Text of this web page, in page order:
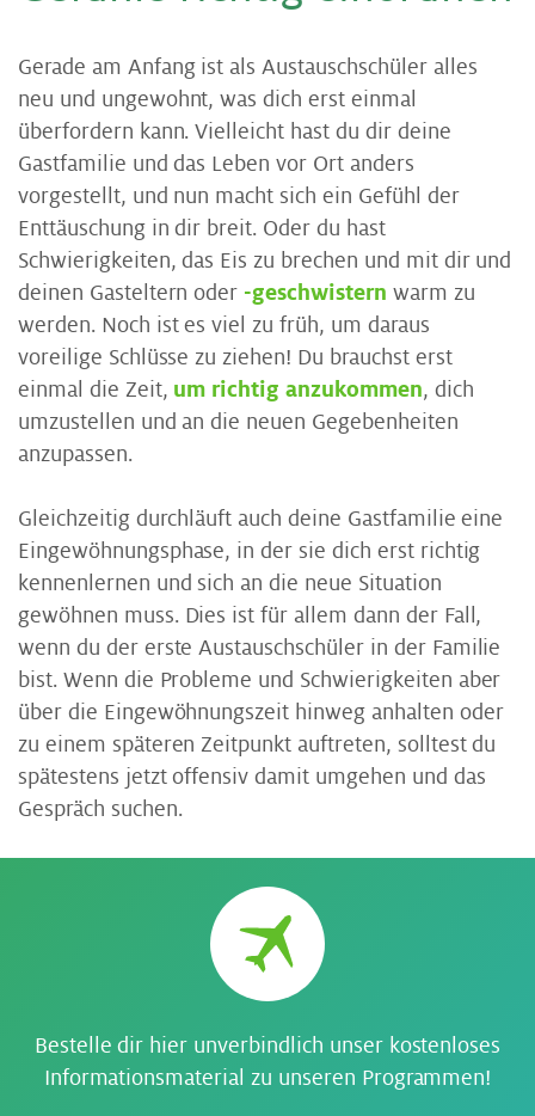
Gerade am Anfang ist als Austauschschüler alles
neu und ungewohnt, was dich erst einmal
überfordern kann. Vielleicht hast du dir deine
Gastfamilie und das Leben vor Ort anders
vorgestellt, und nun macht sich ein Gefühl der
Enttäuschung in dir breit. Oder du hast
Schwierigkeiten, das Eis zu brechen und mit dir und
deinen Gasteltern oder -geschwistern warm zu
werden. Noch ist es viel zu früh, um daraus
voreilige Schlüsse zu ziehen! Du brauchst erst
einmal die Zeit, um richtig anzukommen, dich
umzustellen und an die neuen Gegebenheiten
anzupassen.
Gleichzeitig durchläuft auch deine Gastfamilie eine
Eingewöhnungsphase, in der sie dich erst richtig
kennenlernen und sich an die neue Situation
gewöhnen muss. Dies ist für allem dann der Fall,
wenn du der erste Austauschschüler in der Familie
bist. Wenn die Probleme und Schwierigkeiten aber
über die Eingewöhnungszeit hinweg anhalten oder
zu einem späteren Zeitpunkt auftreten, solltest du
spätestens jetzt offensiv damit umgehen und das
Gespräch suchen.
Bestelle dir hier unverbindlich unser kostenloses
Informationsmaterial zu unseren Programmen!